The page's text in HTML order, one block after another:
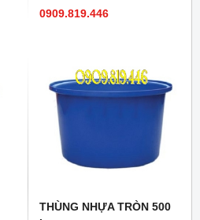
0909.819.446
THÙNG NHỰA TRÒN 500